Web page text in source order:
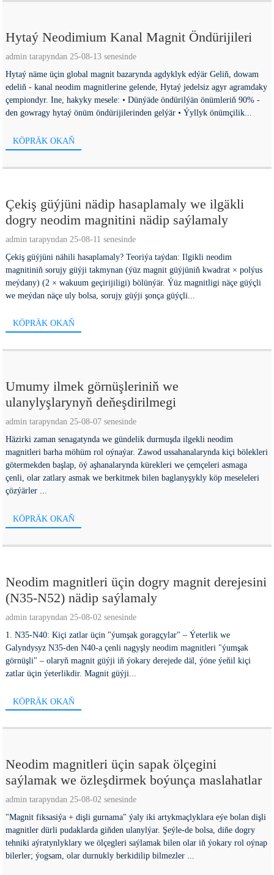
Hytaý Neodimium Kanal Magnit Öndürijileri
admin tarapyndan 25-08-13 senesinde
Hytaý näme üçin global magnit bazarynda agdyklyk edýär Geliň, dowam
edeliň - kanal neodim magnitlerine gelende, Hytaý jedelsiz agyr agramdaky
çempiondyr. Ine, hakyky mesele: • Dünýäde öndürilýän önümleriň 90% -
den gowragy hytaý önüm öndürijilerinden gelýär • Ýyllyk önümçilik...
KÖPRÄK OKAŇ
Çekiş güýjüni nädip hasaplamaly we ilgäkli
dogry neodim magnitini nädip saýlamaly
admin tarapyndan 25-08-11 senesinde
Çekiş güýjüni nähili hasaplamaly? Teoriýa taýdan: Ilgikli neodim
magnitiniň sorujy güýji takmynan (ýüz magnit güýjüniň kwadrat × polýus
meýdany) (2 × wakuum geçirijiligi) bölünýär. Ýüz magnitligi näçe güýçli
we meýdan näçe uly bolsa, sorujy güýji şonça güýçli...
KÖPRÄK OKAŇ
Umumy ilmek görnüşleriniň we
ulanylyşlarynyň deňeşdirilmegi
admin tarapyndan 25-08-07 senesinde
Häzirki zaman senagatynda we gündelik durmuşda ilgekli neodim
magnitleri barha möhüm rol oýnaýar. Zawod ussahanalarynda kiçi bölekleri
götermekden başlap, öý aşhanalarynda kürekleri we çemçeleri asmaga
çenli, olar zatlary asmak we berkitmek bilen baglanyşykly köp meseleleri
çözýärler ...
KÖPRÄK OKAŇ
Neodim magnitleri üçin dogry magnit derejesini
(N35-N52) nädip saýlamaly
admin tarapyndan 25-08-02 senesinde
1. N35-N40: Kiçi zatlar üçin "ýumşak goragçylar" – Ýeterlik we
Galyndysyz N35-den N40-a çenli nagyşly neodim magnitleri "ýumşak
görnüşli" – olaryň magnit güýji iň ýokary derejede däl, ýöne ýeňil kiçi
zatlar üçin ýeterlikdir. Magnit güýji...
KÖPRÄK OKAŇ
Neodim magnitleri üçin sapak ölçegini
saýlamak we özleşdirmek boýunça maslahatlar
admin tarapyndan 25-08-02 senesinde
"Magnit fiksasiýa + dişli gurnama" ýaly iki artykmaçlyklara eýe bolan dişli
magnitler dürli pudaklarda giňden ulanylýar. Şeýle-de bolsa, diňe dogry
tehniki aýratynlyklary we ölçegleri saýlamak bilen olar iň ýokary rol oýnap
bilerler; ýogsam, olar durnukly berkidilip bilmezler ...